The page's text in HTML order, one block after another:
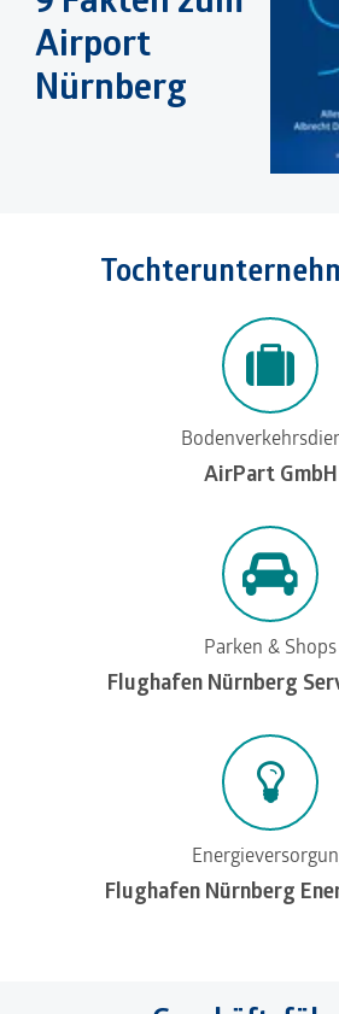
Airport
Nürnberg
AirPart GmbH
Parken & Shops
Flughafen Nürnberg
Flughafen Nürnberg